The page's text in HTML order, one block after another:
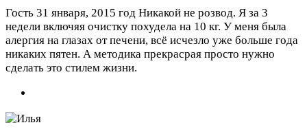
Гость 31 января, 2015 год Никакой не розвод. Я за 3
недели включяя очистку похудела на 10 кг. У меня была
алергия на глазах от печени, всё исчезло уже больше года
никаких пятен. А методика прекрасрая просто нужно
сделать это стилем жизни.